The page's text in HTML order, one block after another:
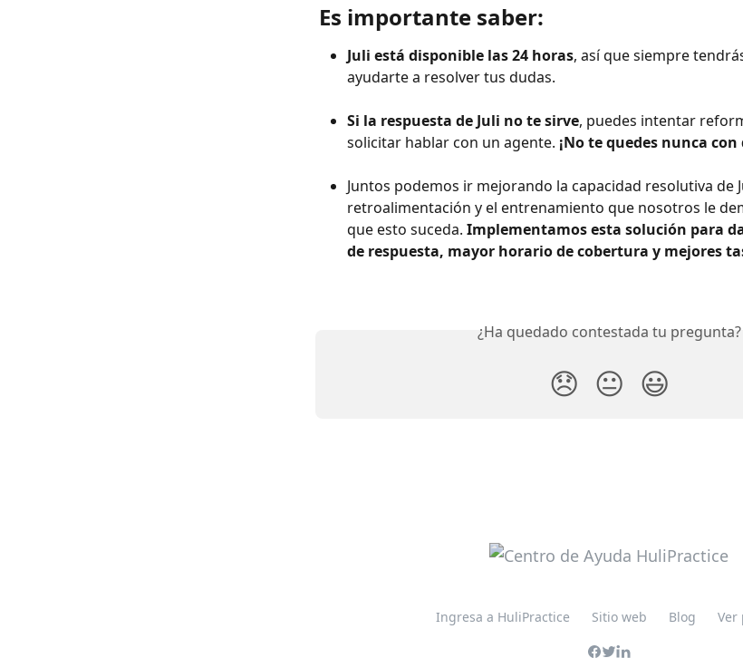
Es importante saber:
Juli está disponible las 24 horas, así que siempre
ayudarte a resolver tus dudas.
Si la respuesta de Juli no te sirve, puedes intentar
solicitar hablar con un agente. ¡No te quedes nunca con
Juntos podemos ir mejorando la capacidad resolutiva de
retroalimentación y el entrenamiento que nosotros le
que esto suceda. Implementamos esta solución para
de respuesta, mayor horario de cobertura y mejores
¿Ha quedado contestada tu pregunta?
😞 😐 😃
Ingresa a HuliPractice Sitio web Blog Ver